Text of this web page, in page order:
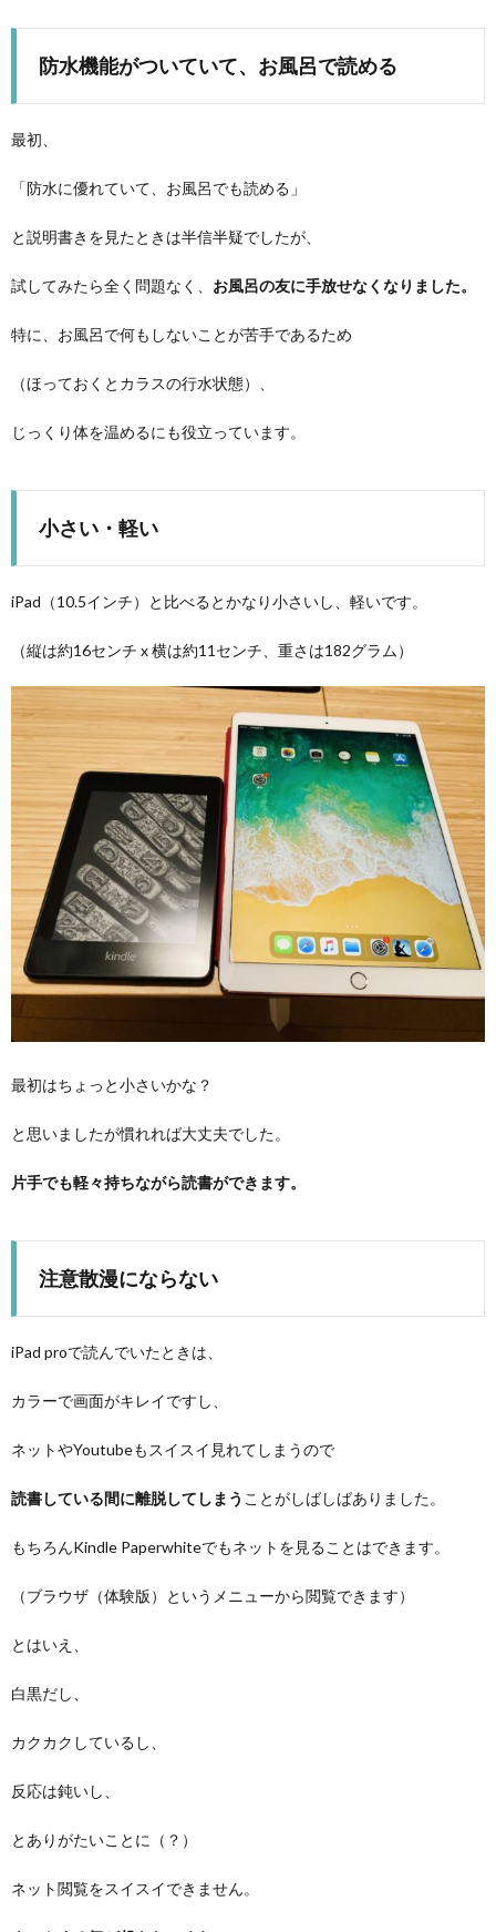
防水機能がついていて、お風呂で読める
最初、
「防水に優れていて、お風呂でも読める」
と説明書きを見たときは半信半疑でしたが、
試してみたら全く問題なく、 お風呂の友に手放せなくなりました。
特に、お風呂で何もしないことが苦手であるため
（ほっておくとカラスの行水状態）、
じっくり体を温めるにも役立っています。
小さい・軽い
iPad（10.5インチ）と比べるとかなり小さいし、軽いです。
（縦は約16センチ x 横は約11センチ、重さは182グラム）
最初はちょっと小さいかな？
と思いましたが慣れれば大丈夫でした。
片手でも軽々持ちながら読書ができます。
注意散漫にならない
iPad proで読んでいたときは、
カラーで画面がキレイですし、
ネットやYoutubeもスイスイ見れてしまうので
読書している間に離脱してしまう ことがしばしばありました。
もちろんKindle Paperwhiteでもネットを見ることはできます。
（ブラウザ（体験版）というメニューから閲覧できます）
とはいえ、
白黒だし、
カクカクしているし、
反応は鈍いし、
とありがたいことに（？）
ネット閲覧をスイスイできません。